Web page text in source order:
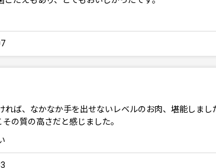
ば、なかなか手を出せないレベルのお肉、堪能しま
の質の高さだと感じました。